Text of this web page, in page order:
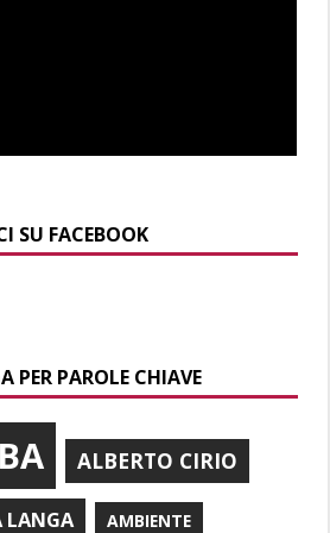
SU FACEBOOK
PER PAROLE CHIAVE
ALBERTO CIRIO
LANGA AMBIENTE